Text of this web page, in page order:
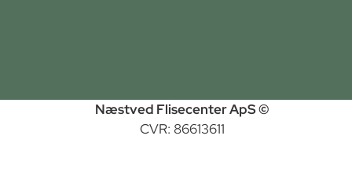
Næstved Flisecenter ApS ©
CVR: 86613611